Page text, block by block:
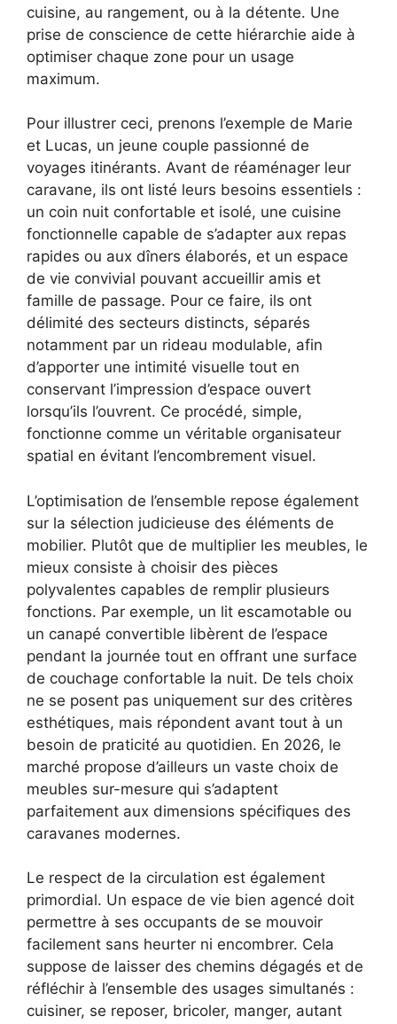
cuisine, au rangement, ou à la détente. Une
prise de conscience de cette hiérarchie aide à
optimiser chaque zone pour un usage
maximum.
Pour illustrer ceci, prenons l’exemple de Marie
et Lucas, un jeune couple passionné de
voyages itinérants. Avant de réaménager leur
caravane, ils ont listé leurs besoins essentiels :
un coin nuit confortable et isolé, une cuisine
fonctionnelle capable de s’adapter aux repas
rapides ou aux dîners élaborés, et un espace
de vie convivial pouvant accueillir amis et
famille de passage. Pour ce faire, ils ont
délimité des secteurs distincts, séparés
notamment par un rideau modulable, afin
d’apporter une intimité visuelle tout en
conservant l’impression d’espace ouvert
lorsqu’ils l’ouvrent. Ce procédé, simple,
fonctionne comme un véritable organisateur
spatial en évitant l’encombrement visuel.
L’optimisation de l’ensemble repose également
sur la sélection judicieuse des éléments de
mobilier. Plutôt que de multiplier les meubles, le
mieux consiste à choisir des pièces
polyvalentes capables de remplir plusieurs
fonctions. Par exemple, un lit escamotable ou
un canapé convertible libèrent de l’espace
pendant la journée tout en offrant une surface
de couchage confortable la nuit. De tels choix
ne se posent pas uniquement sur des critères
esthétiques, mais répondent avant tout à un
besoin de praticité au quotidien. En 2026, le
marché propose d’ailleurs un vaste choix de
meubles sur-mesure qui s’adaptent
parfaitement aux dimensions spécifiques des
caravanes modernes.
Le respect de la circulation est également
primordial. Un espace de vie bien agencé doit
permettre à ses occupants de se mouvoir
facilement sans heurter ni encombrer. Cela
suppose de laisser des chemins dégagés et de
réfléchir à l’ensemble des usages simultanés :
cuisiner, se reposer, bricoler, manger, autant